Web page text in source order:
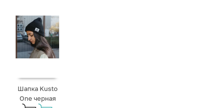
Шапка Kusto
One черная